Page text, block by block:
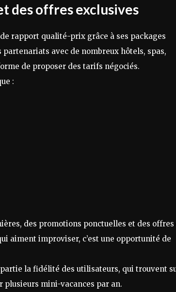
des offres exclusives
rapport qualité-prix grâce à ses packages
avec de nombreux hôtels, spas,
de proposer des tarifs négociés.
:
des promotions ponctuelles et des offres
aiment improviser, c’est une opportunité de
la fidélité des utilisateurs, qui trouvent
mini-vacances par an.